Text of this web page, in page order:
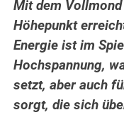
Mit dem
Höhepunkt
Energie ist im
Hochspannung,
setzt, aber auch
sorgt, die sich